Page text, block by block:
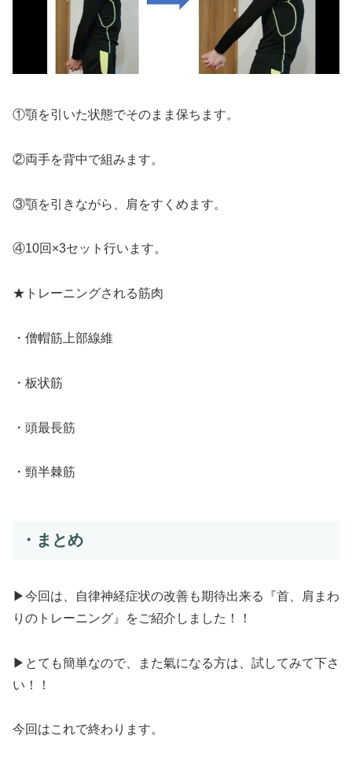
①顎を引いた状態でそのまま保ちます。
②両手を背中で組みます。
③顎を引きながら、肩をすくめます。
④10回×3セット行います。
★トレーニングされる筋肉
・僧帽筋上部線維
・板状筋
・頭最長筋
・頸半棘筋
・まとめ
▶今回は、自律神経症状の改善も期待出来る『首、肩まわ
りのトレーニング』をご紹介しました！！
▶とても簡単なので、また氣になる方は、試してみて下さ
い！！
今回はこれで終わります。